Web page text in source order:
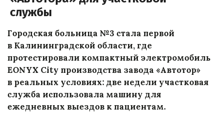
службы
Городская больница №3 стала первой
в Калининградской области, где
протестировали компактный электромобиль
EONYX City производства завода «Автотор»
в реальных условиях: две недели участковая
служба использовала машину для
ежедневных выездов к пациентам.